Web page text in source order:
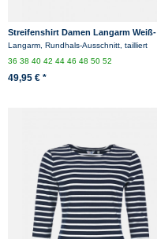
Streifenshirt Damen Langarm Weiß-
Blau Gestreift Ringelshirt
Langarm, Rundhals-Ausschnitt, tailliert
363840424446485052
49,95 € *